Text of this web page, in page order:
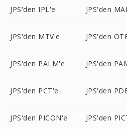
JPS'den IPL'e JPS'den
JPS'den MTV'e JPS'den
JPS'den PALM'e JPS'den
JPS'den PCT'e JPS'den
JPS'den PICON'e JPS'den